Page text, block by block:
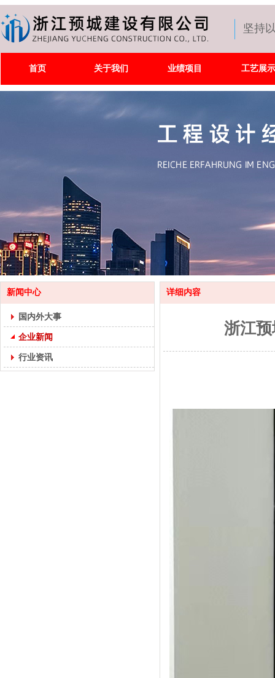
坚持
首页 关于我们 业绩项目 工艺展示
新闻中心
国内外大事
企业新闻
行业资讯
详细内容
浙江